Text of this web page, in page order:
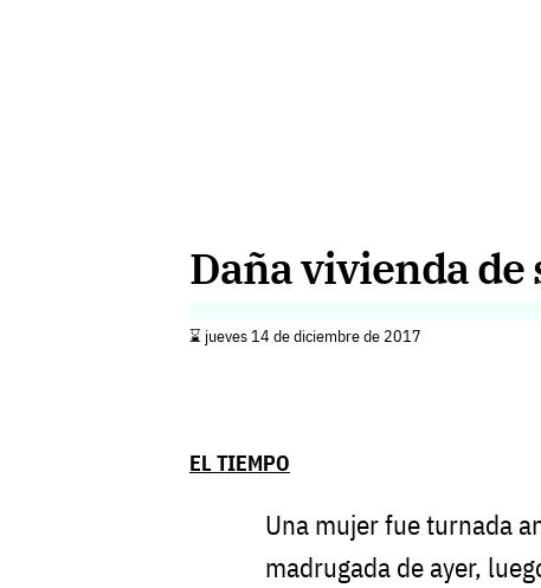
Daña vivienda de
⌛️ jueves 14 de diciembre de 2017
EL TIEMPO
Una mujer fue turnada
madrugada de ayer,